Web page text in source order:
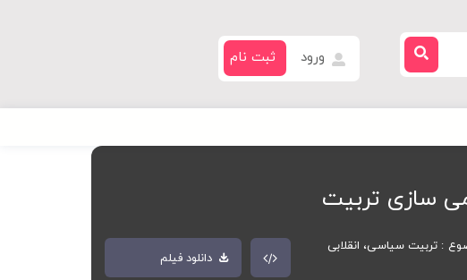
ورود ثبت نام
سازی تربیت
تربیت سیاسی، انقلابی
دانلود فیلم